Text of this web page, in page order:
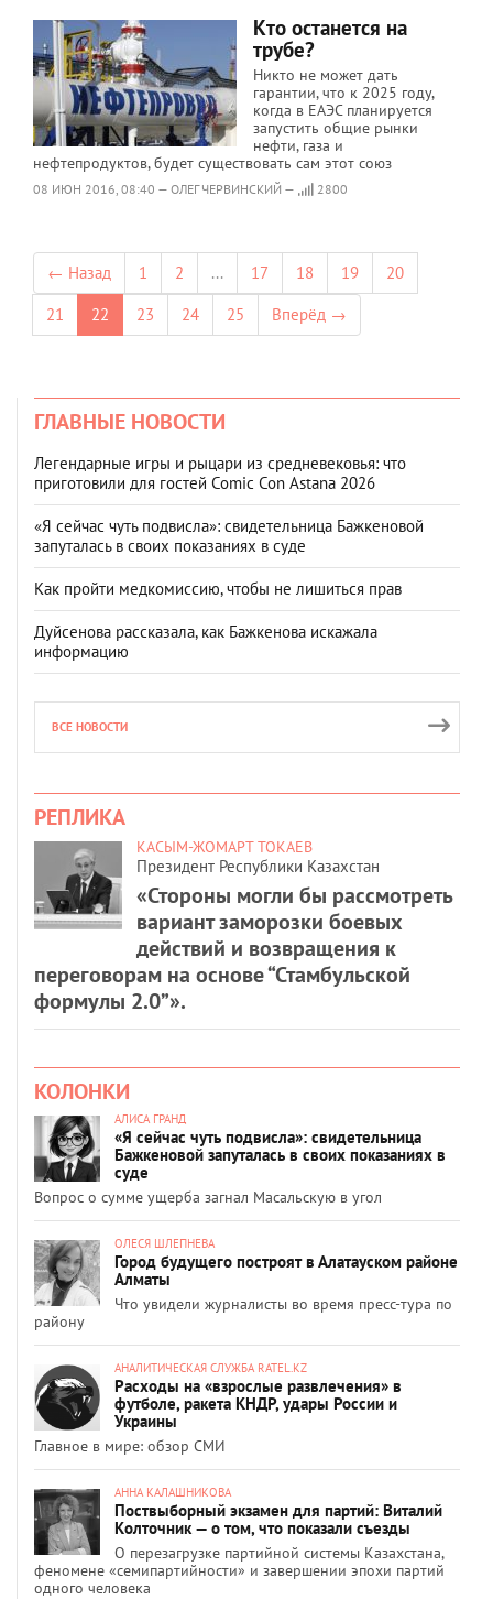
Кто останется на
трубе?
Никто не может дать
гарантии, что к 2025 году,
когда в ЕАЭС планируется
запустить общие рынки
нефти, газа и
нефтепродуктов, будет существовать сам этот союз
08 ИЮН 2016, 08:40 — ОЛЕГ ЧЕРВИНСКИЙ — 2800
← Назад 1 2 ... 17 18 19
20
21
22 23 24 25 Вперёд →
ГЛАВНЫЕ НОВОСТИ
Легендарные игры и рыцари из средневековья: что
приготовили для гостей Comic Con Astana 2026
«Я сейчас чуть подвисла»: свидетельница Бажкеновой
запуталась в своих показаниях в суде
Как пройти медкомиссию, чтобы не лишиться прав
Дуйсенова рассказала, как Бажкенова искажала
информацию
ВСЕ НОВОСТИ
РЕПЛИКА
КАСЫМ-ЖОМАРТ ТОКАЕВ
Президент Республики Казахстан
«Стороны могли бы рассмотреть
вариант заморозки боевых
действий и возвращения к
переговорам на основе “Стамбульской
формулы 2.0”».
КОЛОНКИ
АЛИСА ГРАНД
«Я сейчас чуть подвисла»: свидетельница
Бажкеновой запуталась в своих показаниях в
суде
Вопрос о сумме ущерба загнал Масальскую в угол
ОЛЕСЯ ШЛЕПНЕВА
Город будущего построят в Алатауском районе
Алматы
Что увидели журналисты во время пресс-тура по
району
АНАЛИТИЧЕСКАЯ СЛУЖБА RATEL.KZ
Расходы на «взрослые развлечения» в
футболе, ракета КНДР, удары России и
Украины
Главное в мире: обзор СМИ
АННА КАЛАШНИКОВА
Поствыборный экзамен для партий: Виталий
Колточник — о том, что показали съезды
О перезагрузке партийной системы Казахстана,
феномене «семипартийности» и завершении эпохи партий
одного человека